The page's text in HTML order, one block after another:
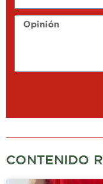
Opinión
CONTENIDO